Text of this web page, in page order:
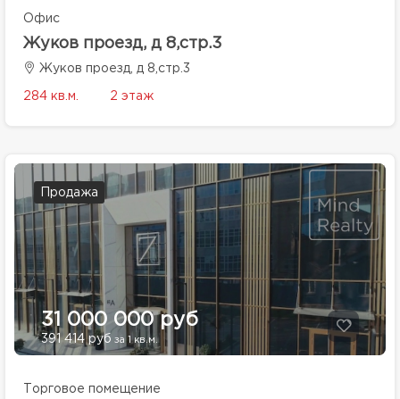
Офис
Жуков проезд, д 8,стр.3
Жуков проезд, д 8,стр.3
284 кв.м. 2 этаж
Продажа
31 000 000 руб
391 414 руб за 1 кв.м.
Торговое помещение